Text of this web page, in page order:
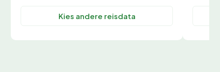
Kies andere reisdata